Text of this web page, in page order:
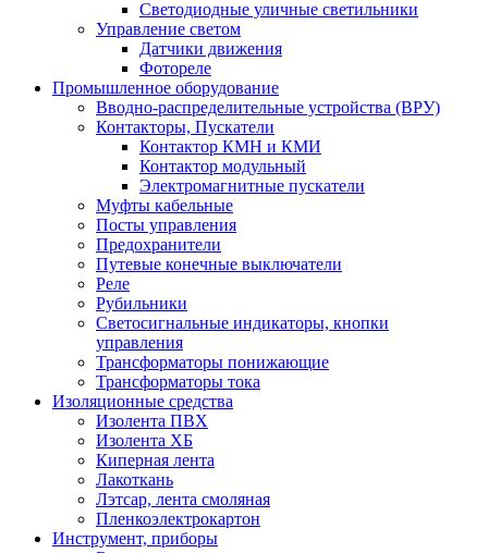
Светодиодные уличные светильники
Управление светом
Датчики движения
Фотореле
Промышленное оборудование
Вводно-распределительные устройства (ВРУ)
Контакторы, Пускатели
Контактор КМН и КМИ
Контактор модульный
Электромагнитные пускатели
Муфты кабельные
Посты управления
Предохранители
Путевые конечные выключатели
Реле
Рубильники
Светосигнальные индикаторы, кнопки
управления
Трансформаторы понижающие
Трансформаторы тока
Изоляционные средства
Изолента ПВХ
Изолента ХБ
Киперная лента
Лакоткань
Лэтсар, лента смоляная
Пленкоэлектрокартон
Инструмент, приборы